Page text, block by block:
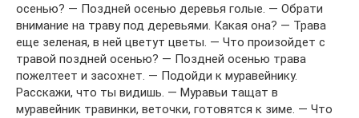
осенью? — Поздней осенью деревья голые. — Обрати
внимание на траву под деревьями. Какая она? — Трава
еще зеленая, в ней цветут цветы. — Что произойдет с
травой поздней осенью? — Поздней осенью трава
пожелтеет и засохнет. — Подойди к муравейнику.
Расскажи, что ты видишь. — Муравьи тащат в
муравейник травинки, веточки, готовятся к зиме. — Что